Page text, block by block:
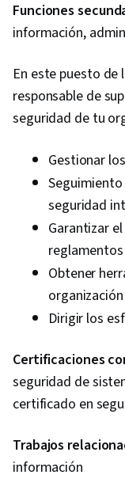
Funciones
información,
En este puesto de
responsable de
seguridad de tu
Gestionar
seguridad
Garantizar
Obtener
organización
Dirigir los
Certificaciones
seguridad de
certificado en
Trabajos
información